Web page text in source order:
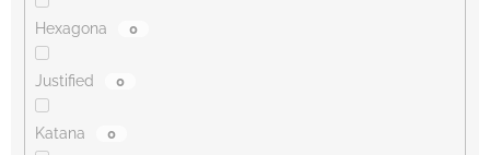
Hexagona 0
Justified 0
Katana 0